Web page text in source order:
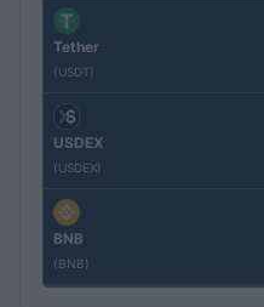
Tether
(USDT)
USDEX
(USDEX)
BNB
(BNB)